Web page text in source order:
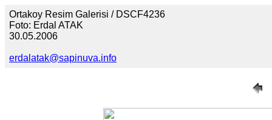
Ortakoy Resim Galerisi / DSCF4236
Foto: Erdal ATAK
30.05.2006
erdalatak@sapinuva.info